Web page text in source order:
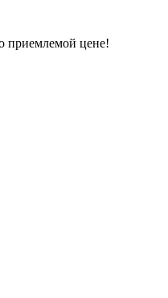
приемлемой цене!